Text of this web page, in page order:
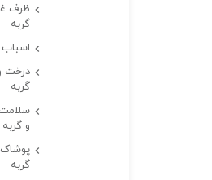
ظرف
گربه
درخت
گربه
و گربه
گربه